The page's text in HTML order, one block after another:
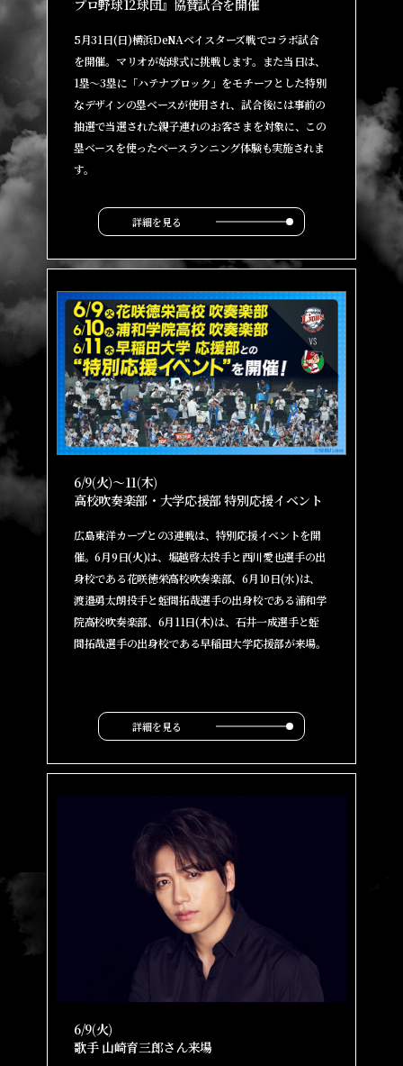
プロ野球12球団』協賛試合を開催
5月31日(日)横浜DeNAベイスターズ戦でコラボ試合
を開催。マリオが始球式に挑戦します。また当日は、
1塁～3塁に「ハテナブロック」をモチーフとした特別
なデザインの塁ベースが使用され、試合後には事前の
抽選で当選された親子連れのお客さまを対象に、この
塁ベースを使ったベースランニング体験も実施されま
す。
詳細を見る
6/9(火)～11(木)
高校吹奏楽部・大学応援部 特別応援イベント
広島東洋カープとの3連戦は、特別応援イベントを開
催。6月9日(火)は、堀越啓太投手と西川愛也選手の出
身校である花咲徳栄高校吹奏楽部、6月10日(水)は、
渡邉勇太朗投手と蛭間拓哉選手の出身校である浦和学
院高校吹奏楽部、6月11日(木)は、石井一成選手と蛭
間拓哉選手の出身校である早稲田大学応援部が来場。
詳細を見る
6/9(火)
歌手 山崎育三郎さん来場